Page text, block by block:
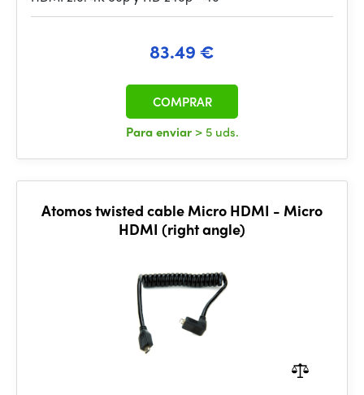
83.49 €
Para enviar > 5 uds.
COMPRAR
Atomos twisted cable Micro HDMI - Micro
HDMI (right angle)